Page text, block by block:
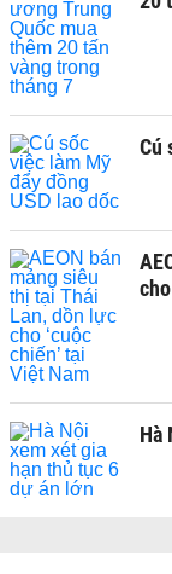
Cú
Hà